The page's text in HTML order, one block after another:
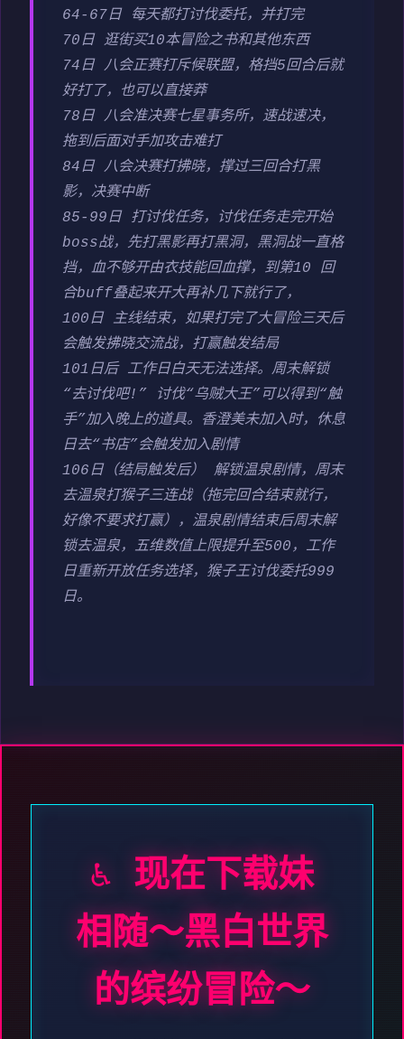
64-67日 每天都打讨伐委托，并打完
70日 逛街买10本冒险之书和其他东西
74日 八会正赛打斥候联盟，格挡5回合后就
好打了，也可以直接莽
78日 八会准决赛七星事务所，速战速决，
拖到后面对手加攻击难打
84日 八会决赛打拂晓，撑过三回合打黑
影，决赛中断
85-99日 打讨伐任务，讨伐任务走完开始
boss战，先打黑影再打黑洞，黑洞战一直格
挡，血不够开由衣技能回血撑，到第10 回
合buff叠起来开大再补几下就行了，
100日 主线结束，如果打完了大冒险三天后
会触发拂晓交流战，打赢触发结局
101日后 工作日白天无法选择。周末解锁
“去讨伐吧!” 讨伐“乌贼大王”可以得到“触
手”加入晚上的道具。香澄美未加入时，休息
日去“书店”会触发加入剧情
106日（结局触发后） 解锁温泉剧情，周末
去温泉打猴子三连战（拖完回合结束就行，
好像不要求打赢），温泉剧情结束后周末解
锁去温泉，五维数值上限提升至500，工作
日重新开放任务选择，猴子王讨伐委托999
日。
♿ 现在下载妹
相随～黑白世界
的缤纷冒险～